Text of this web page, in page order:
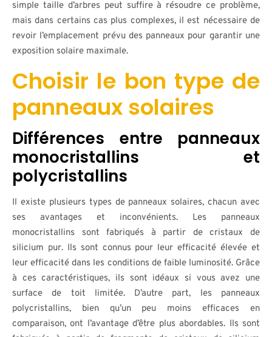
simple taille d’arbres peut suffire à résoudre ce problème,
mais dans certains cas plus complexes, il est nécessaire de
revoir l’emplacement prévu des panneaux pour garantir une
exposition solaire maximale.
Choisir le bon type de
panneaux solaires
Différences entre panneaux
monocristallins et
polycristallins
Il existe plusieurs types de panneaux solaires, chacun avec
ses avantages et inconvénients. Les panneaux
monocristallins sont fabriqués à partir de cristaux de
silicium pur. Ils sont connus pour leur efficacité élevée et
leur efficacité dans les conditions de faible luminosité. Grâce
à ces caractéristiques, ils sont idéaux si vous avez une
surface de toit limitée. D’autre part, les panneaux
polycristallins, bien qu’un peu moins efficaces en
comparaison, ont l’avantage d’être plus abordables. Ils sont